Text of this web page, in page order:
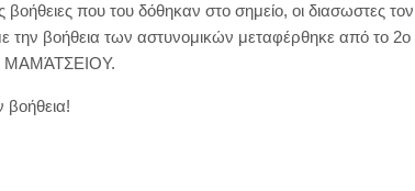
που του δόθηκαν στο σημείο, οι διασωστες τον
την βοήθεια των αστυνομικών μεταφέρθηκε από το 2ο
ΜΑΜΆΤΣΕΙΟΥ.
βοήθεια!